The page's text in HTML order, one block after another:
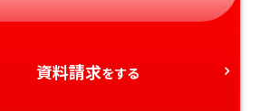
静岡県
愛知県
和歌山県
徳島県
香川県
大分県
宮崎県
資料請求をする